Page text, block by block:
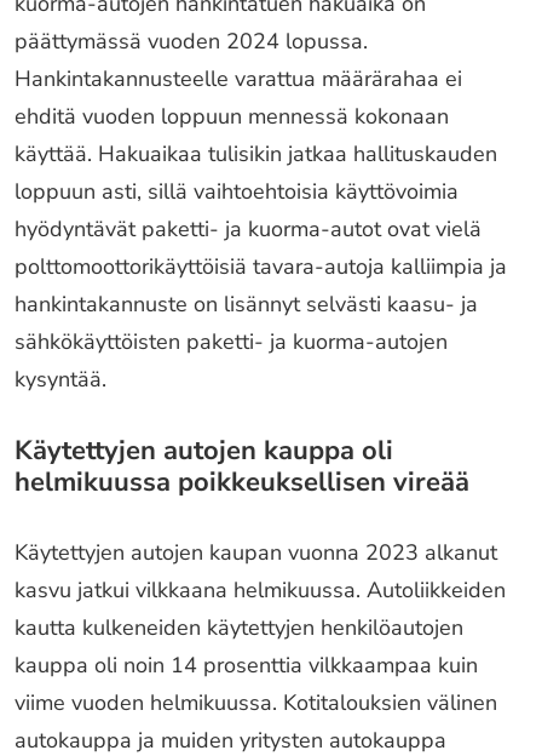
päättymässä vuoden 2024 lopussa.
Hankintakannusteelle varattua määrärahaa ei
ehditä vuoden loppuun mennessä kokonaan
käyttää. Hakuaikaa tulisikin jatkaa hallituskauden
loppuun asti, sillä vaihtoehtoisia käyttövoimia
hyödyntävät paketti- ja kuorma-autot ovat vielä
polttomoottorikäyttöisiä tavara-autoja kalliimpia ja
hankintakannuste on lisännyt selvästi kaasu- ja
sähkökäyttöisten paketti- ja kuorma-autojen
kysyntää.
Käytettyjen autojen kauppa oli
helmikuussa poikkeuksellisen vireää
Käytettyjen autojen kaupan vuonna 2023 alkanut
kasvu jatkui vilkkaana helmikuussa. Autoliikkeiden
kautta kulkeneiden käytettyjen henkilöautojen
kauppa oli noin 14 prosenttia vilkkaampaa kuin
viime vuoden helmikuussa. Kotitalouksien välinen
autokauppa ja muiden yritysten autokauppa